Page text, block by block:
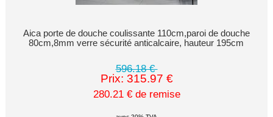
Aica porte de douche coulissante 110cm,paroi de douche
80cm,8mm verre sécurité anticalcaire, hauteur 195cm
596.18 €
Prix: 315.97 €
280.21 € de remise